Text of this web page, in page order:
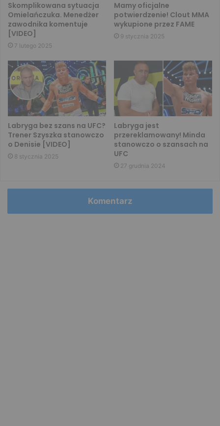
Skomplikowana sytuacja
Omielańczuka. Menedżer
zawodnika komentuje
[VIDEO]
7 lutego 2025
Mamy oficjalne
potwierdzenie! Clout MMA
wykupione przez FAME
9 stycznia 2025
Labryga bez szans na UFC?
Trener Szyszka stanowczo
o Denisie [VIDEO]
8 stycznia 2025
Labryga jest
przereklamowany! Minda
stanowczo o szansach na
UFC
27 grudnia 2024
Komentarz